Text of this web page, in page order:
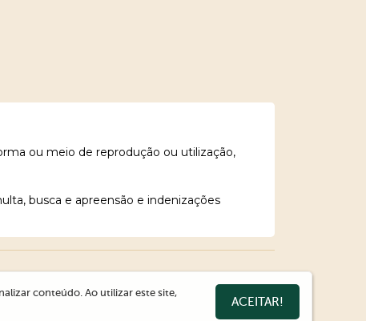
ou meio de reprodução ou utilização,
busca e apreensão e indenizações
conteúdo. Ao utilizar este site,
ACEITAR!